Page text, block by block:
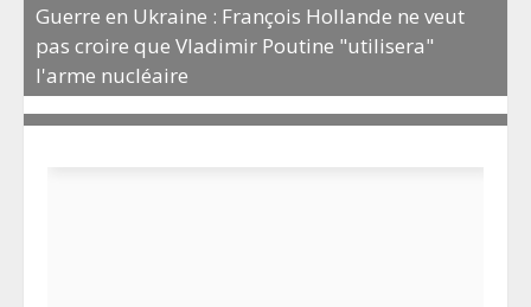
Guerre en Ukraine : François Hollande ne veut
pas croire que Vladimir Poutine "utilisera"
l'arme nucléaire